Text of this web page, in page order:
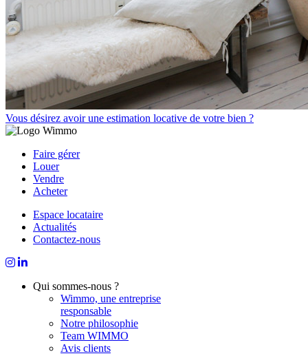
Vous désirez avoir une estimation locative de votre bien ?
Faire gérer
Louer
Vendre
Acheter
Espace locataire
Actualités
Contactez-nous
Qui sommes-nous ?
Wimmo, une entreprise
responsable
Notre philosophie
Team WIMMO
Avis clients